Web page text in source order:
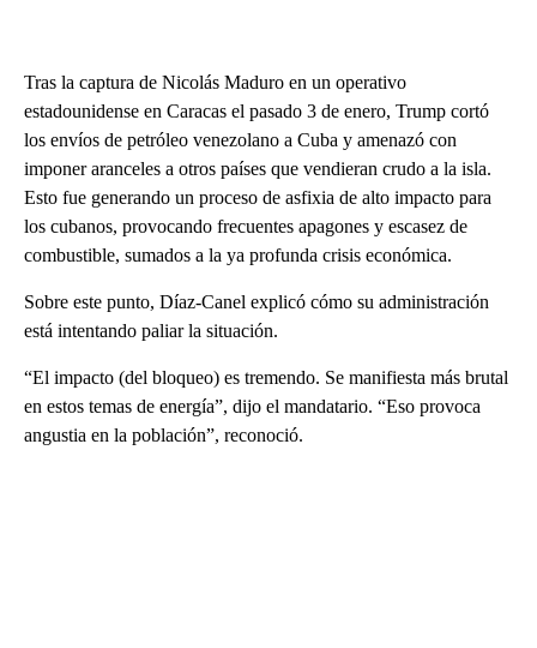
Tras la captura de Nicolás Maduro en un operativo
estadounidense en Caracas el pasado 3 de enero, Trump cortó
los envíos de petróleo venezolano a Cuba y amenazó con
imponer aranceles a otros países que vendieran crudo a la isla.
Esto fue generando un proceso de asfixia de alto impacto para
los cubanos, provocando frecuentes apagones y escasez de
combustible, sumados a la ya profunda crisis económica.
Sobre este punto, Díaz-Canel explicó cómo su administración
está intentando paliar la situación.
“El impacto (del bloqueo) es tremendo. Se manifiesta más brutal
en estos temas de energía”, dijo el mandatario. “Eso provoca
angustia en la población”, reconoció.